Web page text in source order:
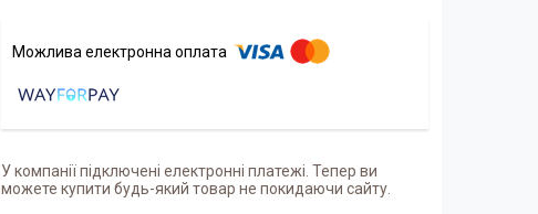
У компанії підключені електронні платежі. Тепер ви
можете купити будь-який товар не покидаючи сайту.